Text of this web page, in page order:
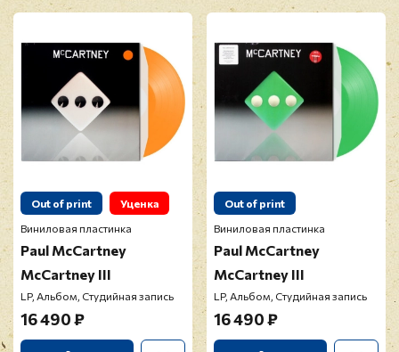
Out of print
Уценка
Виниловая пластинка
Paul McCartney
McCartney III
LP, Альбом, Студийная запись
16 490 ₽
Out of print
Виниловая пластинка
Paul McCartney
McCartney III
LP, Альбом, Студийная запись
16 490 ₽